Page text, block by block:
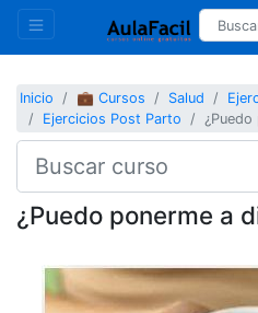
Inicio 💼 Cursos Salud
Ejercicios Post Parto
¿Puedo
¿Puedo ponerme a